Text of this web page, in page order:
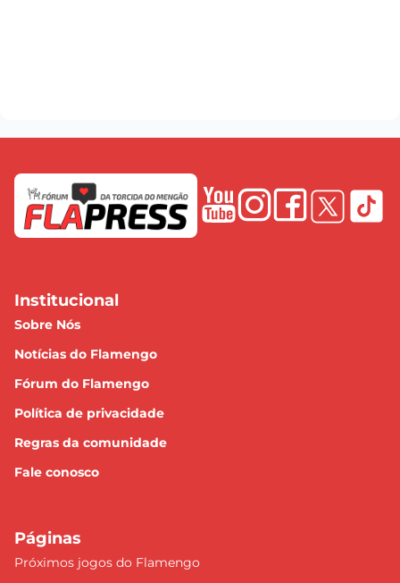
Institucional
Sobre Nós
Notícias do Flamengo
Fórum do Flamengo
Política de privacidade
Regras da comunidade
Fale conosco
Páginas
Próximos jogos do Flamengo